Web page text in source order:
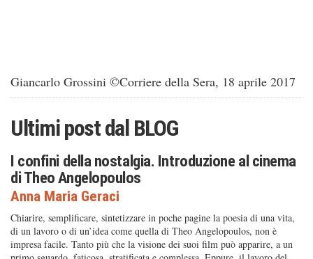
Giancarlo Grossini ©Corriere della Sera, 18 aprile 2017
Ultimi post dalBLOG
I confini della nostalgia. Introduzione al cinema
di Theo Angelopoulos
Anna Maria Geraci
Chiarire, semplificare, sintetizzare in poche pagine la poesia di una vita,
di un lavoro o di un’idea come quella di Theo Angelopoulos, non è
impresa facile. Tanto più che la visione dei suoi film può apparire, a un